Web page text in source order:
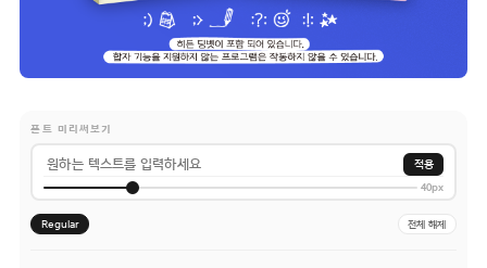
폰트 미리써보기
적용
40px
Regular 전체 해제